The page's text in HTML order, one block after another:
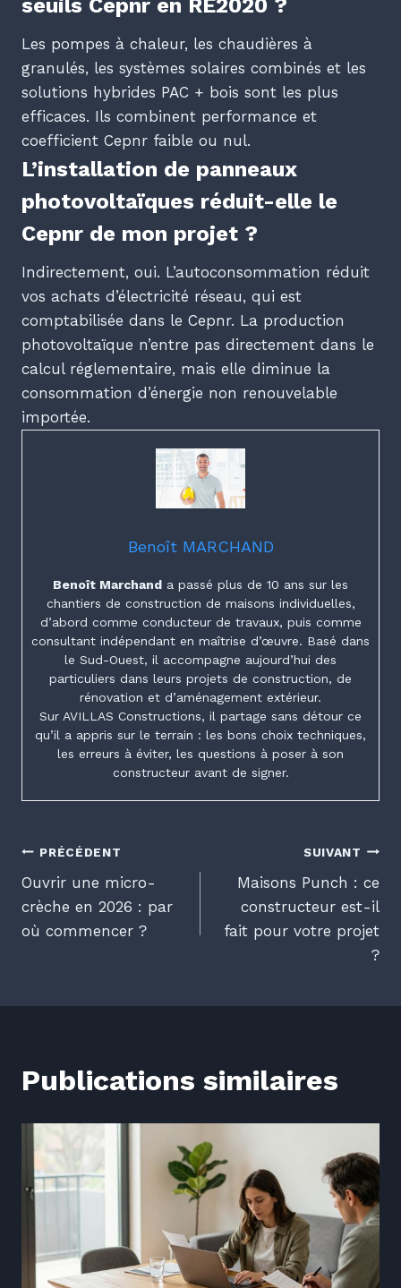
seuils Cepnr en RE2020 ?
Les pompes à chaleur, les chaudières à
granulés, les systèmes solaires combinés et les
solutions hybrides PAC + bois sont les plus
efficaces. Ils combinent performance et
coefficient Cepnr faible ou nul.
L’installation de panneaux
photovoltaïques réduit-elle le
Cepnr de mon projet ?
Indirectement, oui. L’autoconsommation réduit
vos achats d’électricité réseau, qui est
comptabilisée dans le Cepnr. La production
photovoltaïque n’entre pas directement dans le
calcul réglementaire, mais elle diminue la
consommation d’énergie non renouvelable
importée.
Benoît MARCHAND
Benoît Marchand a passé plus de 10 ans sur les
chantiers de construction de maisons individuelles,
d’abord comme conducteur de travaux, puis comme
consultant indépendant en maîtrise d’œuvre. Basé dans
le Sud-Ouest, il accompagne aujourd’hui des
particuliers dans leurs projets de construction, de
rénovation et d’aménagement extérieur.
Sur AVILLAS Constructions, il partage sans détour ce
qu’il a appris sur le terrain : les bons choix techniques,
les erreurs à éviter, les questions à poser à son
constructeur avant de signer.
Navigation
de
l’article
PRÉCÉDENT
Ouvrir une micro-
crèche en 2026 : par
où commencer ?
SUIVANT
Maisons Punch : ce
constructeur est-il
fait pour votre projet
?
Publications similaires